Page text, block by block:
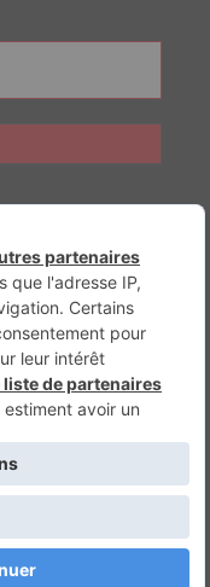
VTTAE.fr
Mag Sport-Bikes
CPPRESSE